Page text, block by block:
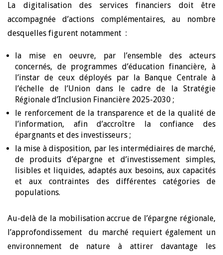
La digitalisation des services financiers doit être
accompagnée d’actions complémentaires, au nombre
desquelles figurent notamment :
la mise en oeuvre, par l’ensemble des acteurs
concernés, de programmes d’éducation financière, à
l’instar de ceux déployés par la Banque Centrale à
l’échelle de l’Union dans le cadre de la Stratégie
Régionale d’Inclusion Financière 2025-2030 ;
le renforcement de la transparence et de la qualité de
l’information, afin d’accroître la confiance des
épargnants et des investisseurs ;
la mise à disposition, par les intermédiaires de marché,
de produits d’épargne et d’investissement simples,
lisibles et liquides, adaptés aux besoins, aux capacités
et aux contraintes des différentes catégories de
populations.
Au-delà de la mobilisation accrue de l’épargne régionale,
l’approfondissement du marché requiert également un
environnement de nature à attirer davantage les